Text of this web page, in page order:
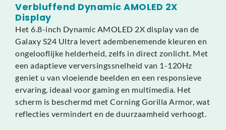
Verbluffend Dynamic AMOLED 2X
Display
Het 6.8-inch Dynamic AMOLED 2X display van de
Galaxy S24 Ultra levert adembenemende kleuren en
ongelooflijke helderheid, zelfs in direct zonlicht. Met
een adaptieve verversingssnelheid van 1-120Hz
geniet u van vloeiende beelden en een responsieve
ervaring, ideaal voor gaming en multimedia. Het
scherm is beschermd met Corning Gorilla Armor, wat
reflecties vermindert en de duurzaamheid verhoogt.